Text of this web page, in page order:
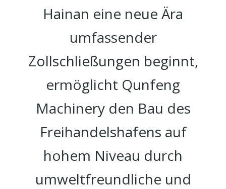
Hainan eine neue Ära
umfassender
Zollschließungen beginnt,
ermöglicht Qunfeng
Machinery den Bau des
Freihandelshafens auf
hohem Niveau durch
umweltfreundliche und